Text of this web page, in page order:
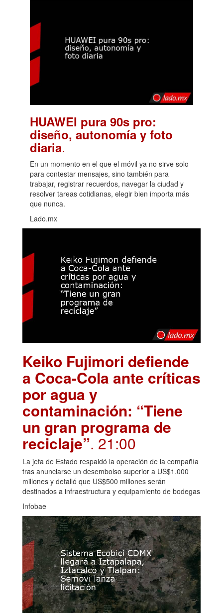
HUAWEI pura 90s pro:
diseño, autonomía y foto
diaria.
En un momento en el que el móvil ya no sirve solo
para contestar mensajes, sino también para
trabajar, registrar recuerdos, navegar la ciudad y
resolver tareas cotidianas, elegir bien importa más
que nunca.
Lado.mx
Keiko Fujimori defiende
a Coca-Cola ante críticas
por agua y
contaminación: “Tiene
un gran programa de
reciclaje”. 21:00
La jefa de Estado respaldó la operación de la compañía
tras anunciarse un desembolso superior a US$1.000
millones y detalló que US$500 millones serán
destinados a infraestructura y equipamiento de bodegas
Infobae